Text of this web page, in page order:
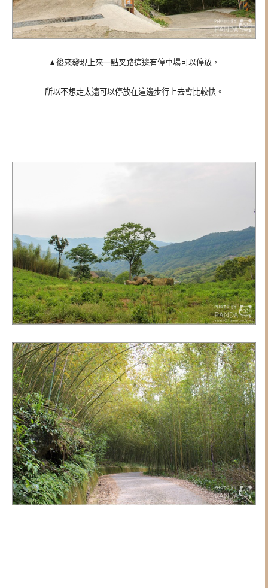
▲後來發現上來一點叉路這邊有停車場可以停放，
所以不想走太遠可以停放在這邊步行上去會比較快。